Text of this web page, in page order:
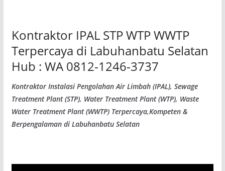
Kontraktor IPAL STP WTP WWTP
Terpercaya di Labuhanbatu Selatan
Hub : WA 0812-1246-3737
Kontraktor Instalasi Pengolahan Air Limbah (IPAL), Sewage
Treatment Plant (STP), Water Treatment Plant (WTP), Waste
Water Treatment Plant (WWTP) Terpercaya,Kompeten &
Berpengalaman di Labuhanbatu Selatan